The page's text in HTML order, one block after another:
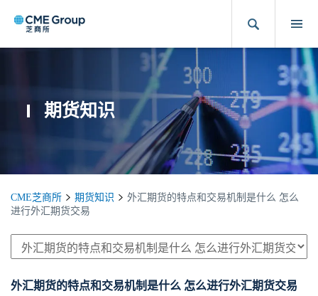
期货知识
CME芝商所 期货知识
外汇期货的特点和交易机制是什么 怎么
进行外汇期货交易
外汇期货的特点和交易机制是什么 怎么进行外汇期货交易